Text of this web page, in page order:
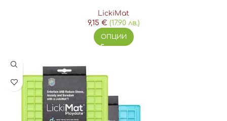
LickiMat
9,15 € (17.90 лв.)
ОПЦИИ